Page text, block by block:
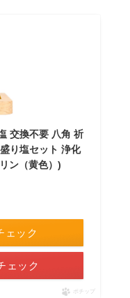
交換不要 八角 祈
り塩セット 浄化
ン（黄色）)
ェック
ェック
ポチップ